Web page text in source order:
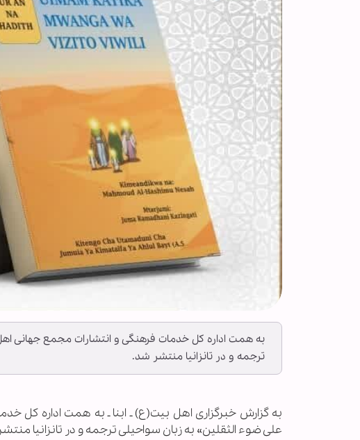
به همت اداره کل خدمات فرهنگی و انتشارات مجمع جهانی
ترجمه و در تانزانیا منتشر شد.
به گزارش خبرگزاری اهل بیت(ع) ـ ابنا ـ به همت اداره کل
علی ضوء الثقلین» به زبان سواحیلی ترجمه و در تانزانیا